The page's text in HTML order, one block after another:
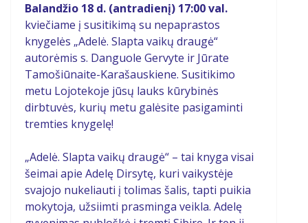
Balandžio 18 d. (antradienį) 17:00 val.
kviečiame į susitikimą su nepaprastos
knygelės „Adelė. Slapta vaikų draugė“
autorėmis s. Danguole Gervyte ir Jūrate
Tamošiūnaite-Karašauskiene. Susitikimo
metu Lojotekoje jūsų lauks kūrybinės
dirbtuvės, kurių metu galėsite pasigaminti
tremties knygelę!
„Adelė. Slapta vaikų draugė“ – tai knyga visai
šeimai apie Adelę Dirsytę, kuri vaikystėje
svajojo nukeliauti į tolimas šalis, tapti puikia
mokytoja, užsiimti prasminga veikla. Adelę